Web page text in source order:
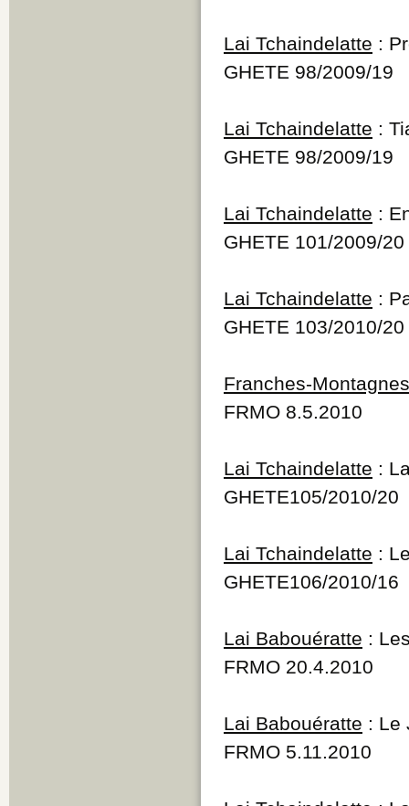
Lai Tchaindelatte :
GHETE 98/2009/19
Lai Tchaindelatte :
GHETE 98/2009/19
Lai Tchaindelatte :
GHETE 101/2009/20
Lai Tchaindelatte :
GHETE 103/2010/20
Franches-Montagnes
FRMO 8.5.2010
Lai Tchaindelatte :
GHETE105/2010/20
Lai Tchaindelatte :
GHETE106/2010/16
Lai Babouératte :
FRMO 20.4.2010
Lai Babouératte : Le
FRMO 5.11.2010